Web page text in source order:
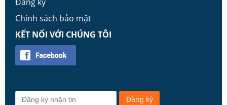
Chính sách bảo mật
KẾT NỐI VỚI CHÚNG TÔI